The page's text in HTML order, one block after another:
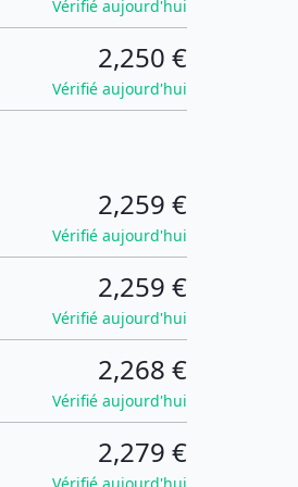
Vérifié aujourd'hui
2,250 €
Vérifié aujourd'hui
2,259 €
Vérifié aujourd'hui
2,259 €
Vérifié aujourd'hui
2,268 €
Vérifié aujourd'hui
2,279 €